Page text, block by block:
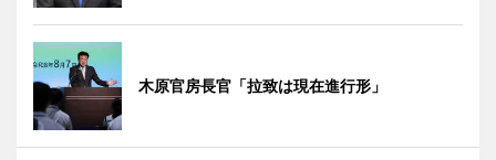
木原官房長官「拉致は現在進行形」